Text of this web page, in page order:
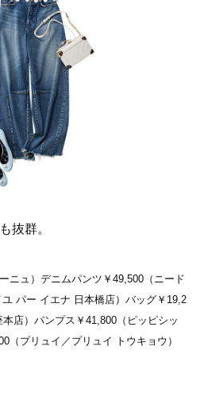
抜群。
ニュ）デニムパンツ￥49,500（ニード
パー イエナ 日本橋店）バッグ￥19,2
店）パンプス￥41,800（ピッピシッ
（プリュイ／プリュイ トウキョウ）